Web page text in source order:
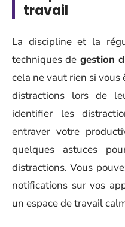
travail
La discipline et la
techniques de gestion
cela ne vaut rien si
distractions lors de
identifier les
entraver votre
quelques astuces
distractions. Vous
notifications sur vos
un espace de travail